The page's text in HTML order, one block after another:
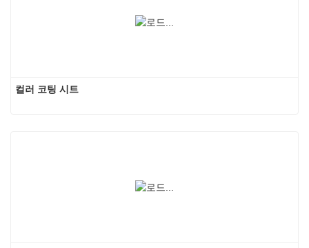
컬러 코팅 시트